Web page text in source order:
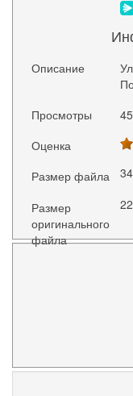
Описание
Просмотры
Оценка
Размер файла
Размер
оригинального
файла